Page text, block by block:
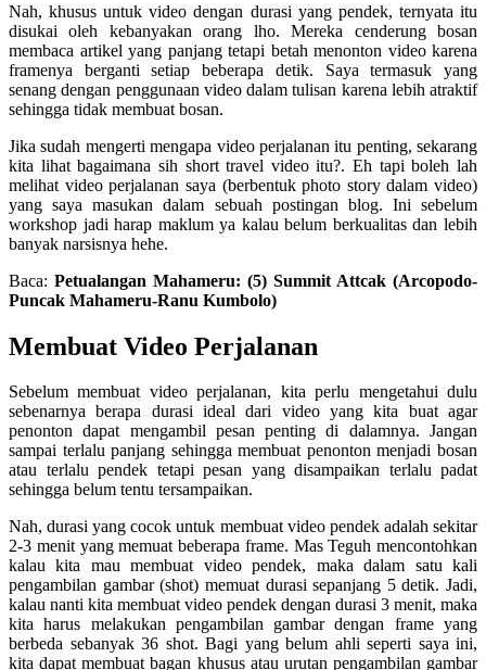
Nah, khusus untuk video dengan durasi yang pendek, ternyata itu
disukai oleh kebanyakan orang lho. Mereka cenderung bosan
membaca artikel yang panjang tetapi betah menonton video karena
framenya berganti setiap beberapa detik. Saya termasuk yang
senang dengan penggunaan video dalam tulisan karena lebih atraktif
sehingga tidak membuat bosan.
Jika sudah mengerti mengapa video perjalanan itu penting, sekarang
kita lihat bagaimana sih short travel video itu?. Eh tapi boleh lah
melihat video perjalanan saya (berbentuk photo story dalam video)
yang saya masukan dalam sebuah postingan blog. Ini sebelum
workshop jadi harap maklum ya kalau belum berkualitas dan lebih
banyak narsisnya hehe.
Baca: Petualangan Mahameru: (5) Summit Attcak (Arcopodo-
Puncak Mahameru-Ranu Kumbolo)
Membuat Video Perjalanan
Sebelum membuat video perjalanan, kita perlu mengetahui dulu
sebenarnya berapa durasi ideal dari video yang kita buat agar
penonton dapat mengambil pesan penting di dalamnya. Jangan
sampai terlalu panjang sehingga membuat penonton menjadi bosan
atau terlalu pendek tetapi pesan yang disampaikan terlalu padat
sehingga belum tentu tersampaikan.
Nah, durasi yang cocok untuk membuat video pendek adalah sekitar
2-3 menit yang memuat beberapa frame. Mas Teguh mencontohkan
kalau kita mau membuat video pendek, maka dalam satu kali
pengambilan gambar (shot) memuat durasi sepanjang 5 detik. Jadi,
kalau nanti kita membuat video pendek dengan durasi 3 menit, maka
kita harus melakukan pengambilan gambar dengan frame yang
berbeda sebanyak 36 shot. Bagi yang belum ahli seperti saya ini,
kita dapat membuat bagan khusus atau urutan pengambilan gambar